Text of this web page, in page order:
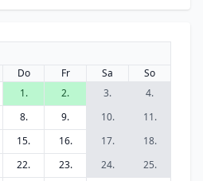
Do Fr Sa
So
1.
2. 3.
4.
8. 9. 10.
11.
15. 16. 17.
18.
22. 23. 24.
25.